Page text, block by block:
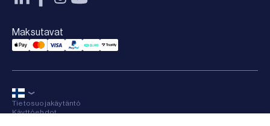
Maksutavat
Applepay Payment
Mastercard Payment
Visa Payment
Paypal Payment
Qliro Payment
Trustly Payment
Tietosuojakäytäntö
Käyttöehdot